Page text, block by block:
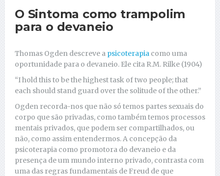
O Sintoma como trampolim
para o devaneio
Thomas Ogden descreve a psicoterapia como uma
oportunidade para o devaneio. Ele cita R.M. Rilke (1904)
“I hold this to be the highest task of two people; that
each should stand guard over the solitude of the other.”
Ogden recorda-nos que não só temos partes sexuais do
corpo que são privadas, como também temos processos
mentais privados, que podem ser compartilhados, ou
não, como assim entendermos. A concepção da
psicoterapia como promotora do devaneio e da
presença de um mundo interno privado, contrasta com
uma das regras fundamentais de Freud de que